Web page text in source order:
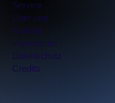
Service
Über uns
Kontakt
Impressum​
Datenschutz
Credits